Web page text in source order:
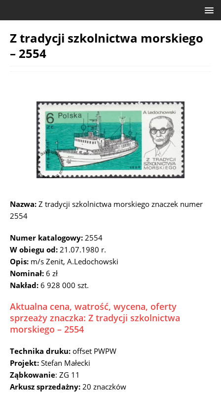
Z tradycji szkolnictwa morskiego
– 2554
Nazwa: Z tradycji szkolnictwa morskiego znaczek numer
2554
Numer katalogowy: 2554
W obiegu od: 21.07.1980 r.
Opis: m/s Zenit, A.Ledochowski
Nominał: 6 zł
Nakład: 6 928 000 szt.
Aktualna cena, watrość, wycena, oferty
sprzeaży znaczka: Z tradycji szkolnictwa
morskiego – 2554
Technika druku: offset PWPW
Projekt: Stefan Małecki
Ząbkowanie: ZG 11
Arkusz sprzedażny: 20 znaczków